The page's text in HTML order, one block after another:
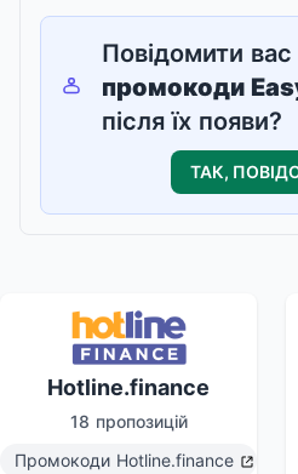
Повідомити вас
промокоди
після їх появи?
ТАК,
Hotline.finance
18 пропозицій
Промокоди Hotline.finance